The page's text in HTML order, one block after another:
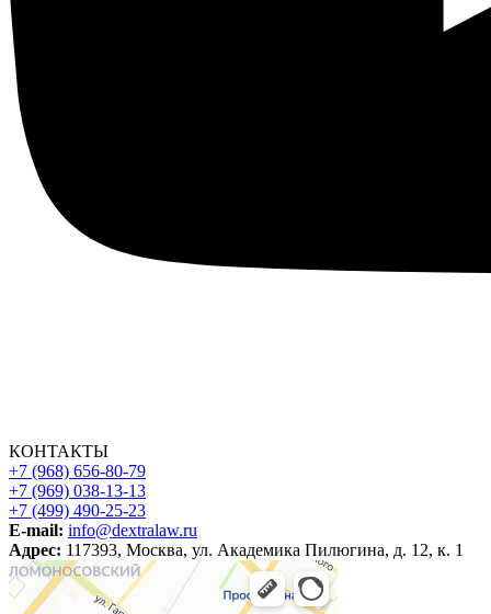
КОНТАКТЫ
+7 (968) 656-80-79
+7 (969) 038-13-13
+7 (499) 490-25-23
E-mail: info@dextralaw.ru
Адрес: 117393, Москва, ул. Академика Пилюгина, д. 12, к. 1